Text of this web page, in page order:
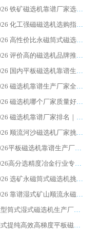
2026 铁矿磁选机靠谱厂家选购全攻略 行业标杆华体会手机网页版-华体会(中国) 设备性价比出众
2026 化工强磁磁选机选购指南 5 家行业口碑靠谱厂家领域强者推荐
2026 高性价比永磁筒式磁选机品牌盘点 行业强者口碑实测选购完整指南
2026 评价高的磁选机品牌推荐选购指南，永磁筒式磁选机设备领域强者全景行业口碑解析
2026 国内平板磁选机靠谱生产厂家推荐排名|行业口碑选购指南，领域强者按需选设备
2026 磁选机靠谱生产厂家全梳理 分场景选型行业头部品牌选购参考攻略
2026 磁选机哪个厂家质量好？十大靠谱磁电企业排名选购指南
2026 磁选机靠谱厂家排名｜华体会手机网页版-华体会(中国) 高性价比磁选机磁电品牌
2026 顺流河沙磁选机厂家挑选攻略 | 业内口碑龙头企业高性价比品牌推荐
2026平板磁选机靠谱生产厂家选购指南 行业口碑良好品牌推荐 磁电领域实力强者
2026高分选精度冶金行业专用磁选机生产厂家,干湿式磁选机源头供应商推荐
2026 选矿永磁筒式磁选机挑选指南 华体会手机网页版-华体会(中国) 推荐品牌行业口碑佳实力突出
2026 靠谱湿式矿山顺流永磁筒式磁选机选购，国内专业生产厂家华体会手机网页版-华体会(中国) 综合实力出众
大型筒式湿式磁选机生产厂家怎么选?华体会手机网页版-华体会(中国) 设备口碑广受行业认可
湿式提纯高效高梯度平板磁选机靠谱设备源头厂商华体会手机网页版-华体会(中国) 综合测评